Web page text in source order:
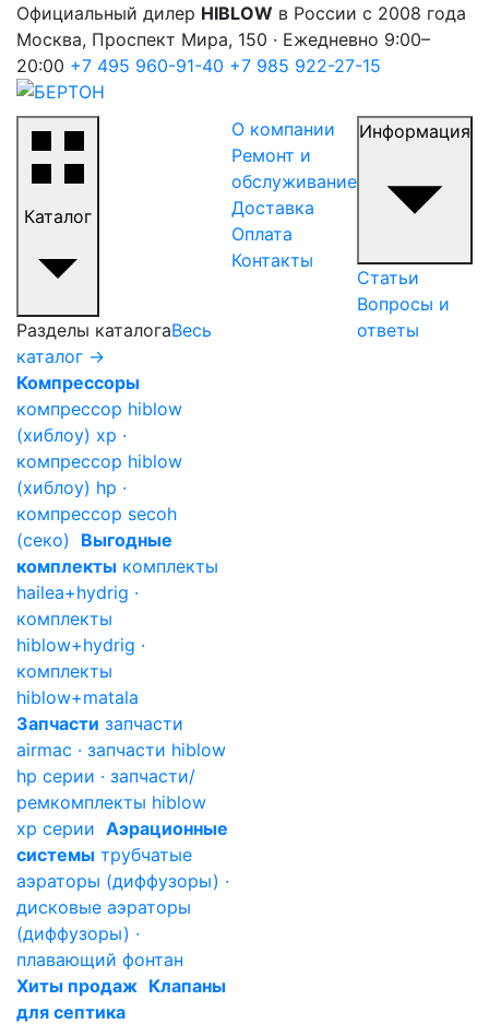
Официальный дилер HIBLOW в России с 2008 года
Москва, Проспект Мира, 150 · Ежедневно 9:00–
20:00 +7 495 960-91-40 +7 985 922-27-15
Каталог
Разделы каталогаВесь
каталог →
Компрессоры
компрессор hiblow
(хиблоу) xp ·
компрессор hiblow
(хиблоу) hp ·
компрессор secoh
(секо)
Выгодные
комплекты комплекты
hailea+hydrig ·
комплекты
hiblow+hydrig ·
комплекты
hiblow+matala
Запчасти запчасти
airmac · запчасти hiblow
hp серии · запчасти/
ремкомплекты hiblow
xp серии Аэрационные
системы трубчатые
аэраторы (диффузоры) ·
дисковые аэраторы
(диффузоры) ·
плавающий фонтан
Хиты продаж Клапаны
для септика
О компании
Ремонт и
обслуживание
Доставка
Оплата
Контакты
Информация
Статьи
Вопросы и
ответы